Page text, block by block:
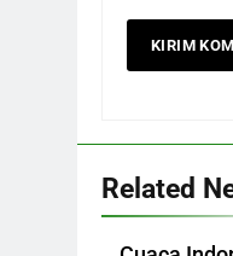
Related